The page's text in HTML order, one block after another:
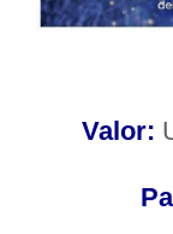
Valor: